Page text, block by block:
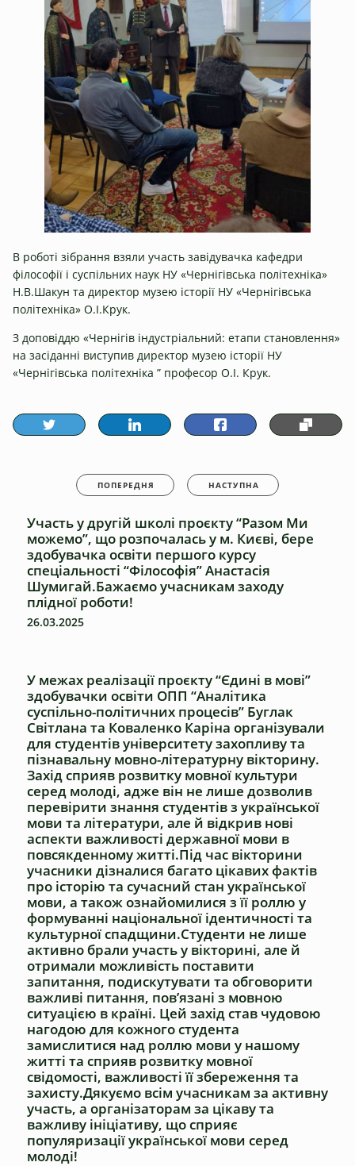
В роботі зібрання взяли участь завідувачка кафедри
філософії і суспільних наук НУ «Чернігівська політехніка»
Н.В.Шакун та директор музею історії НУ «Чернігівська
політехніка» О.І.Крук.
З доповіддю «Чернігів індустріальний: етапи становлення»
на засіданні виступив директор музею історії НУ
«Чернігівська політехніка ” професор О.І. Крук.
ПОПЕРЕДНЯ НАСТУПНА
Участь у другій школі проєкту “Разом Ми
можемо”, що розпочалась у м. Києві, бере
здобувачка освіти першого курсу
спеціальності “Філософія” Анастасія
Шумигай.Бажаємо учасникам заходу
плідної роботи!
26.03.2025
У межах реалізації проєкту “Єдині в мові”
здобувачки освіти ОПП “Аналітика
суспільно-політичних процесів” Буглак
Світлана та Коваленко Каріна організували
для студентів університету захопливу та
пізнавальну мовно-літературну вікторину.
Захід сприяв розвитку мовної культури
серед молоді, адже він не лише дозволив
перевірити знання студентів з української
мови та літератури, але й відкрив нові
аспекти важливості державної мови в
повсякденному житті.Під час вікторини
учасники дізналися багато цікавих фактів
про історію та сучасний стан української
мови, а також ознайомилися з її роллю у
формуванні національної ідентичності та
культурної спадщини.Студенти не лише
активно брали участь у вікторині, але й
отримали можливість поставити
запитання, подискутувати та обговорити
важливі питання, пов’язані з мовною
ситуацією в країні. Цей захід став чудовою
нагодою для кожного студента
замислитися над роллю мови у нашому
житті та сприяв розвитку мовної
свідомості, важливості її збереження та
захисту.Дякуємо всім учасникам за активну
участь, а організаторам за цікаву та
важливу ініціативу, що сприяє
популяризації української мови серед
молоді!